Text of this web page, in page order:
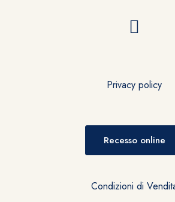
Privacy policy
Recesso online
Condizioni di